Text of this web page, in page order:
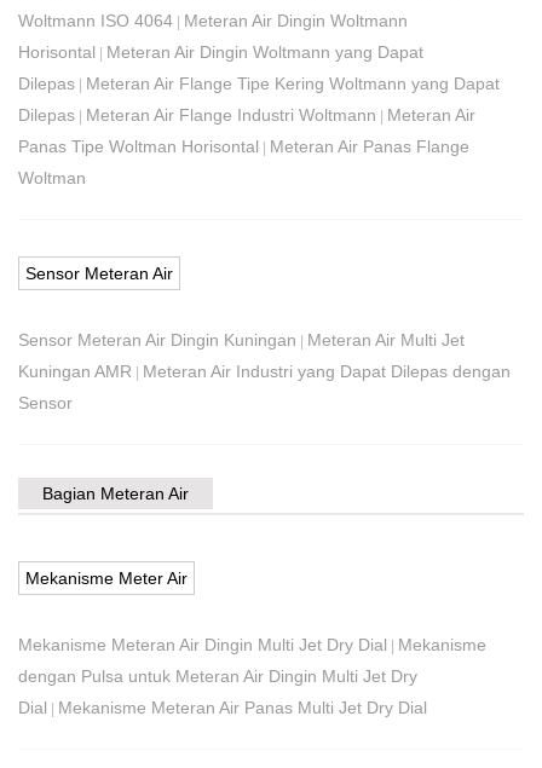
Woltmann ISO 4064 | Meteran Air Dingin Woltmann
Horisontal | Meteran Air Dingin Woltmann yang Dapat
Dilepas | Meteran Air Flange Tipe Kering Woltmann yang Dapat
Dilepas | Meteran Air Flange Industri Woltmann | Meteran Air
Panas Tipe Woltman Horisontal | Meteran Air Panas Flange
Woltman
Sensor Meteran Air
Sensor Meteran Air Dingin Kuningan | Meteran Air Multi Jet
Kuningan AMR | Meteran Air Industri yang Dapat Dilepas dengan
Sensor
Bagian Meteran Air
Mekanisme Meter Air
Mekanisme Meteran Air Dingin Multi Jet Dry Dial | Mekanisme
dengan Pulsa untuk Meteran Air Dingin Multi Jet Dry
Dial | Mekanisme Meteran Air Panas Multi Jet Dry Dial